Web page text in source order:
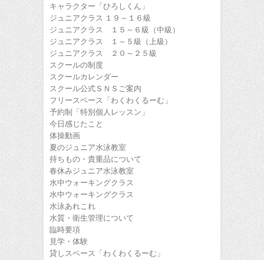
キャラクター「ひろしくん」
ジュニアクラス １９～１６級
ジュニアクラス １５～６級（中級）
ジュニアクラス １～５級（上級）
ジュニアクラス ２０～２５級
スクールの制度
スクールカレンダー
スクール公式ＳＮＳご案内
フリースペース「わくわくるーむ」
予約制「特別個人レッスン」
今日感じたこと
体操動画
夏のジュニア水泳教室
持ちもの・貴重品について
春休みジュニア水泳教室
水中ウォーキングクラス
水中ウォーキングクラス
水泳あれこれ
水質・衛生管理について
臨時要項
見学・体験
貸しスペース「わくわくるーむ」